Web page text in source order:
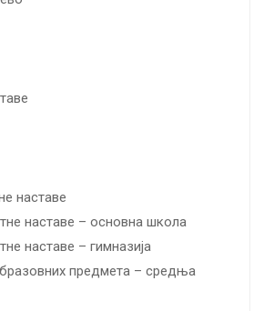
наставе
наставе – основна школа
наставе – гимназија
предмета – средња